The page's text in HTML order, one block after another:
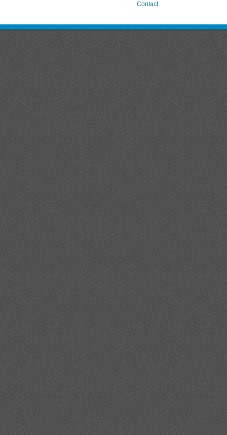
Contact